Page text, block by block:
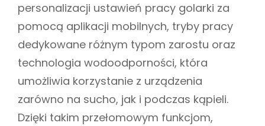
personalizacji ustawień pracy golarki za
pomocą aplikacji mobilnych, tryby pracy
dedykowane różnym typom zarostu oraz
technologia wodoodporności, która
umożliwia korzystanie z urządzenia
zarówno na sucho, jak i podczas kąpieli.
Dzięki takim przełomowym funkcjom,